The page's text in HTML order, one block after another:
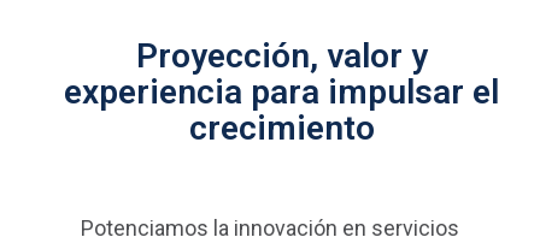
Proyección, valor y
experiencia para impulsar el
crecimiento
Potenciamos la innovación en servicios